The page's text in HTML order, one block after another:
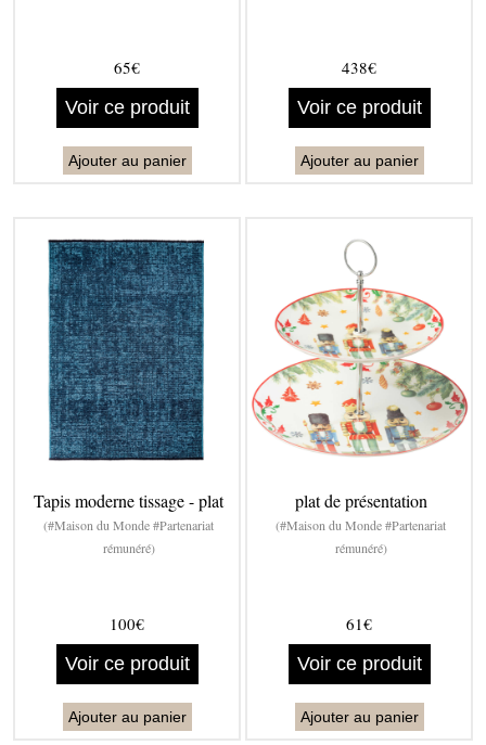
65€
Voir ce produit
Ajouter au panier
438€
Voir ce produit
Ajouter au panier
Tapis moderne tissage - plat
(#Maison du Monde #Partenariat
rémunéré)
100€
Voir ce produit
Ajouter au panier
plat de présentation
(#Maison du Monde #Partenariat
rémunéré)
61€
Voir ce produit
Ajouter au panier